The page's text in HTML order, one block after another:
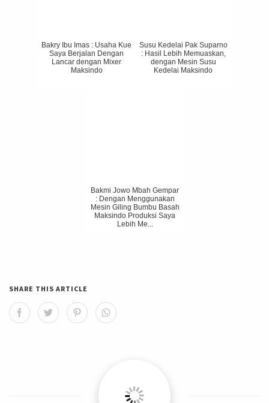
Bakry Ibu Imas : Usaha Kue
Saya Berjalan Dengan
Lancar dengan Mixer
Maksindo
Susu Kedelai Pak Suparno
: Hasil Lebih Memuaskan,
dengan Mesin Susu
Kedelai Maksindo
Bakmi Jowo Mbah Gempar
: Dengan Menggunakan
Mesin Giling Bumbu Basah
Maksindo Produksi Saya
Lebih Me...
SHARE THIS ARTICLE